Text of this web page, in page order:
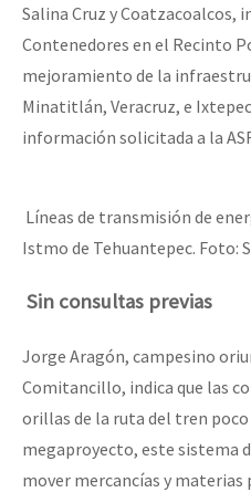
Salina Cruz y Coatzacoalcos,
Contenedores en el Recinto
mejoramiento de la
Minatitlán, Veracruz, e
información solicitada a la
Líneas de transmisión de
Istmo de Tehuantepec. Foto:
Sin consultas previas
Jorge Aragón, campesino
Comitancillo, indica que las
orillas de la ruta del tren poco
megaproyecto, este sistema
mover mercancías y